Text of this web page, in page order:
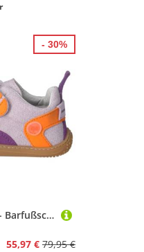
qnuffs - Kid's Ahorn - Barfußschuhe Gr 24 lila
55,97 € 79,95 €
- 30%